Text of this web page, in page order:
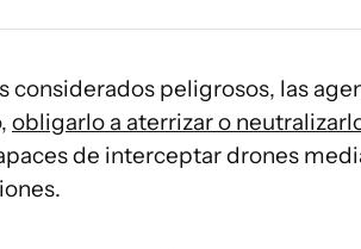
considerados peligrosos, las
obligarlo a aterrizar o
de interceptar drones